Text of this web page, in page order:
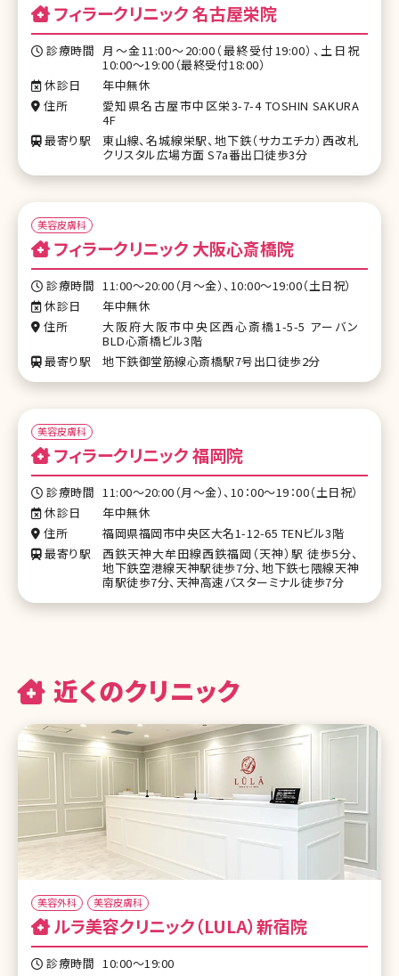
フィラークリニック 名古屋栄院
診療時間 月～金11:00～20:00（最終受付19:00）、土日祝
10:00～19:00（最終受付18:00）
休診日
年中無休
住所
愛知県名古屋市中区栄3-7-4 TOSHIN SAKURA
4F
最寄り駅
東山線、名城線栄駅、地下鉄（サカエチカ）西改札
クリスタル広場方面 S7a番出口徒歩3分
美容皮膚科
フィラークリニック 大阪心斎橋院
診療時間 11:00～20:00（月～金）、10:00～19:00（土日祝）
休診日
年中無休
住所
大阪府大阪市中央区西心斎橋1-5-5 アーバン
BLD心斎橋ビル3階
最寄り駅
地下鉄御堂筋線心斎橋駅7号出口徒歩2分
美容皮膚科
フィラークリニック 福岡院
診療時間 11:00～20:00（月〜金）、10：00～19：00（土日祝）
休診日
年中無休
住所
福岡県福岡市中央区大名1-12-65 TENビル3階
最寄り駅
西鉄天神大牟田線西鉄福岡（天神）駅 徒歩5分、
地下鉄空港線天神駅徒歩7分、地下鉄七隈線天神
南駅徒歩7分、天神高速バスターミナル徒歩7分
近くのクリニック
美容外科 美容皮膚科
ルラ美容クリニック（LULA）新宿院
診療時間 10:00〜19:00